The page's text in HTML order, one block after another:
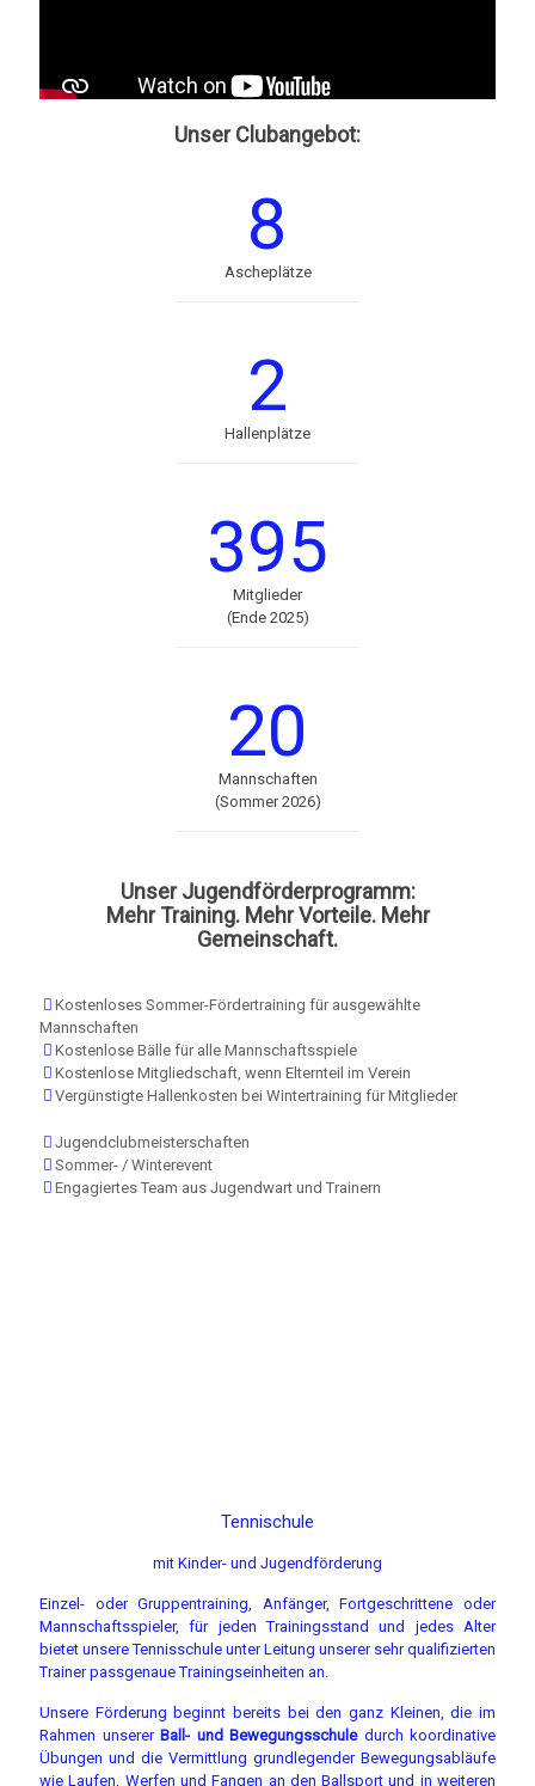
Unser Clubangebot:
8
Ascheplätze
2
Hallenplätze
395
Mitglieder
(Ende 2025)
20
Mannschaften
(Sommer 2026)
Unser Jugendförderprogramm:
Mehr Training. Mehr Vorteile. Mehr
Gemeinschaft.
Kostenloses Sommer-Fördertraining für ausgewählte
Mannschaften
Kostenlose Bälle für alle Mannschaftsspiele
Kostenlose Mitgliedschaft, wenn Elternteil im Verein
Vergünstigte Hallenkosten bei Wintertraining für Mitglieder
Jugendclubmeisterschaften
Sommer- / Winterevent
Engagiertes Team aus Jugendwart und Trainern
Tennischule
mit Kinder- und Jugendförderung
Einzel- oder Gruppentraining, Anfänger, Fortgeschrittene oder
Mannschaftsspieler, für jeden Trainingsstand und jedes Alter
bietet unsere Tennisschule unter Leitung unserer sehr qualifizierten
Trainer passgenaue Trainingseinheiten an.
Unsere Förderung beginnt bereits bei den ganz Kleinen, die im
Rahmen unserer Ball- und Bewegungsschuledurch koordinative
Übungen und die Vermittlung grundlegender Bewegungsabläufe
wie Laufen, Werfen und Fangen an den Ballsport und in weiteren